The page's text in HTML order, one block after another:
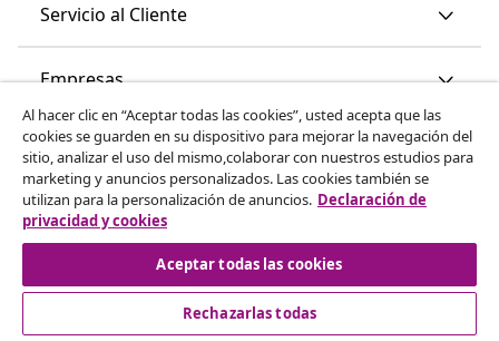
Servicio al Cliente
Empresas
vidaXL
Descubre mas
Al hacer clic en “Aceptar todas las cookies”, usted acepta que las
cookies se guarden en su dispositivo para mejorar la navegación del
sitio, analizar el uso del mismo,colaborar con nuestros estudios para
marketing y anuncios personalizados. Las cookies también se
utilizan para la personalización de anuncios. Declaración de
privacidad y cookies
Aceptar todas las cookies
Rechazarlas todas